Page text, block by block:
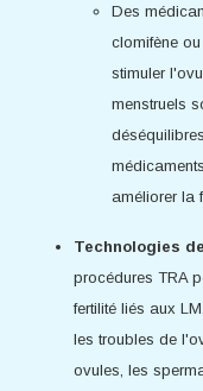
Des
clomifène
stimuler
menstruels
améliorer la
Technologies
procédures TRA
fertilité liés aux
les troubles de
ovules, les